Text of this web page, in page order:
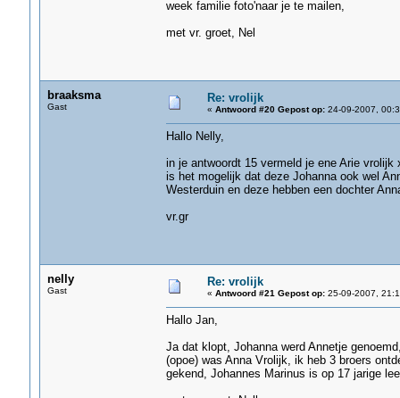
week familie foto'naar je te mailen,
met vr. groet, Nel
braaksma
Gast
Re: vrolijk
« Antwoord #20 Gepost op:24-09-2007,
Hallo Nelly,
in je antwoordt 15 vermeld je ene Arie vrolijk
is het mogelijk dat deze Johanna ook wel
Westerduin en deze hebben een dochter
vr.gr
nelly
Gast
Re: vrolijk
« Antwoord #21 Gepost op:25-09-2007,
Hallo Jan,
Ja dat klopt, Johanna werd Annetje
(opoe) was Anna Vrolijk, ik heb 3 broers
gekend, Johannes Marinus is op 17 jarige